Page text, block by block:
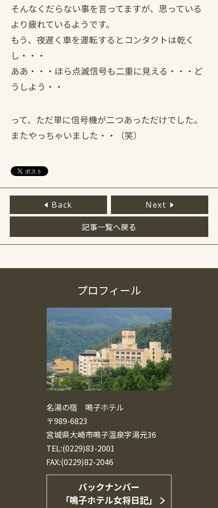
そんなくだらない事を言ってますが、思っている
より疲れているようです。
もう、夜遅く車を運転するとコンタクトは乾く
し・・・
ああ・・・ほら点滅信号も二重に見える・・・ど
うしよう・・
って、ただ単に信号機が二つあっただけでした。
またやっちゃいました・・（笑）
Back Next
記事一覧へ戻る
プロフィール
名湯の宿 鳴子ホテル
〒989-6823
宮城県大崎市鳴子温泉字湯元36
TEL:(0229)83-2001
FAX:(0229)82-2046
バックナンバー
「鳴子ホテル女将日記」